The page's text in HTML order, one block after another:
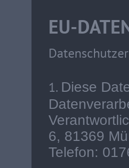
EU-
1. Diese
6, 81369
Telefon: